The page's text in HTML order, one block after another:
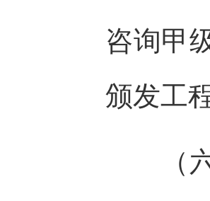
咨询甲
颁发工
（六